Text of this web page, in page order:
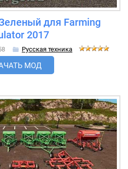
для Farming
2017
Русская техника
МОД